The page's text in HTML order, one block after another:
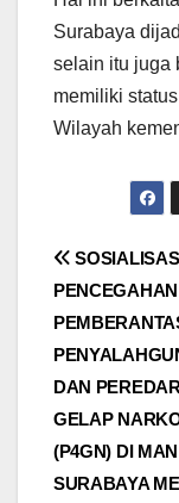
Surabaya
selain itu juga
memiliki
Wilayah
Post
SOSIALISASI
PENCEGAHAN
DAN
GELAP
(P4GN) DI
SURABAYA